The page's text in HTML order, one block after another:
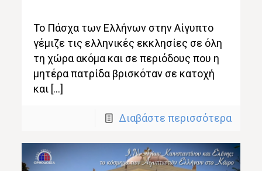
Το Πάσχα των Ελλήνων στην Αίγυπτο
γέμιζε τις ελληνικές εκκλησίες σε όλη
τη χώρα ακόμα και σε περιόδους που η
μητέρα πατρίδα βρισκόταν σε κατοχή
και […]
Διαβάστε περισσότερα